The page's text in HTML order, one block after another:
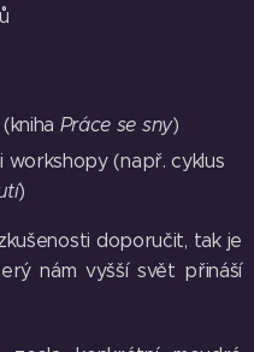
Práce se sny)
workshopy (např. cyklus
)
doporučit, tak je
nám vyšší svět přináší